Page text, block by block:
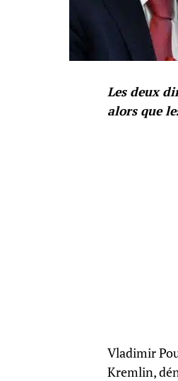
Les deux
alors que
Vladimir
Kremlin,